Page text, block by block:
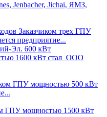
Jenbacher, Jichai, ЯМЗ,
Заказчиком трех ГПУ
предприятие...
Эл. 600 кВт
1600 кВт стал ООО
ГПУ мощностью 500 кВт
ГПУ мощностью 1500 кВт